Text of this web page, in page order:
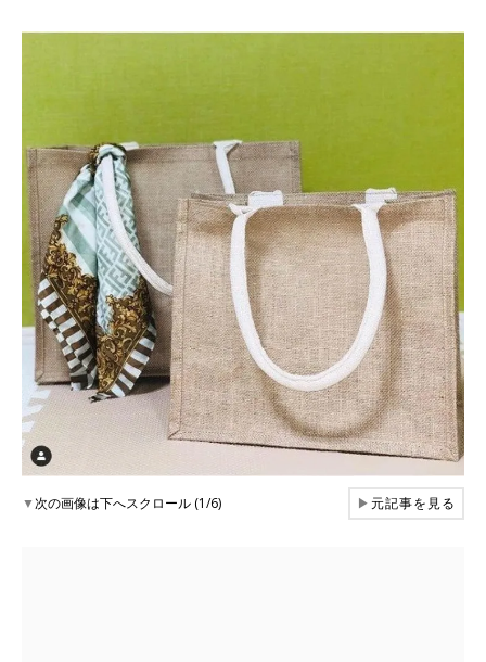
▼次の画像は下へスクロール (1/6) ▶元記事を見る